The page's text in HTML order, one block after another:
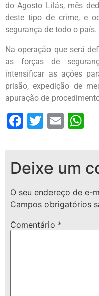
do Agosto Lilás, mês
deste tipo de crime, e
segurança de todo o país.
Na operação que será
as forças de
intensificar as ações
prisão, expedição de
apuração de
Facebook
Twitter
Email
Deixe um
O seu endereço de e-
Campos obrigatórios
Comentário *